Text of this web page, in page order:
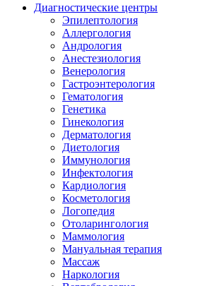
Диагностические центры
Эпилептология
Аллергология
Андрология
Анестезиология
Венерология
Гастроэнтерология
Гематология
Генетика
Гинекология
Дерматология
Диетология
Иммунология
Инфектология
Кардиология
Косметология
Логопедия
Отоларингология
Маммология
Мануальная терапия
Массаж
Наркология